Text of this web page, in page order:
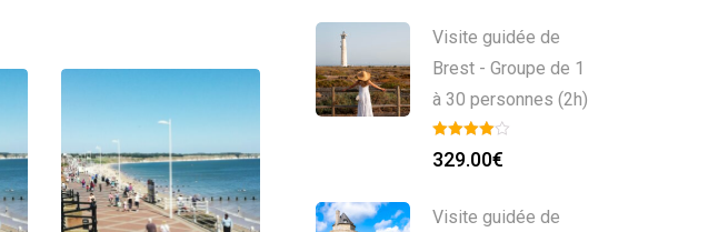
Visite guidée de
Brest - Groupe de 1
à 30 personnes (2h)
329.00€
Visite guidée de